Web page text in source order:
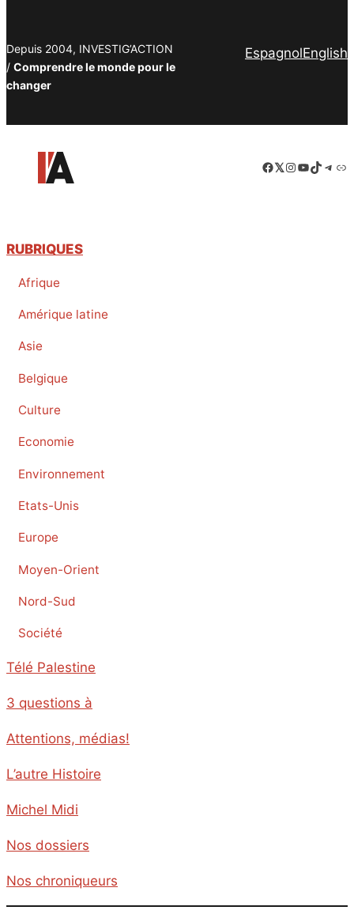
Depuis 2004, INVESTIG’ACTION
/ Comprendre le monde pour le
changer
EspagnolEnglish
Facebook
LinkedIn
Instagram
YouTube
TikTok
RUBRIQUES
Afrique
Amérique latine
Asie
Belgique
Culture
Economie
Environnement
Etats-Unis
Europe
Moyen-Orient
Nord-Sud
Société
Télé Palestine
3 questions à
Attentions, médias!
L’autre Histoire
Michel Midi
Nos dossiers
Nos chroniqueurs